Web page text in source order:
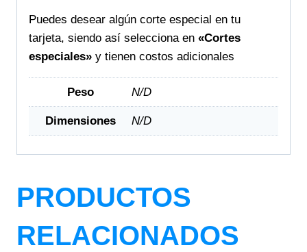
Puedes desear algún corte especial en tu
tarjeta, siendo así selecciona en «Cortes
especiales» y tienen costos adicionales
Peso N/D
Dimensiones N/D
PRODUCTOS
RELACIONADOS